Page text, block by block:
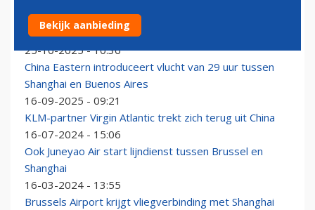
KLM 787 keert boven Zwarte Zee om vanwege
technisch mankement
25-10-2025 - 10:36
China Eastern introduceert vlucht van 29 uur tussen
Shanghai en Buenos Aires
16-09-2025 - 09:21
KLM-partner Virgin Atlantic trekt zich terug uit China
16-07-2024 - 15:06
Ook Juneyao Air start lijndienst tussen Brussel en
Shanghai
16-03-2024 - 13:55
Brussels Airport krijgt vliegverbinding met Shanghai
Bekijk aanbieding